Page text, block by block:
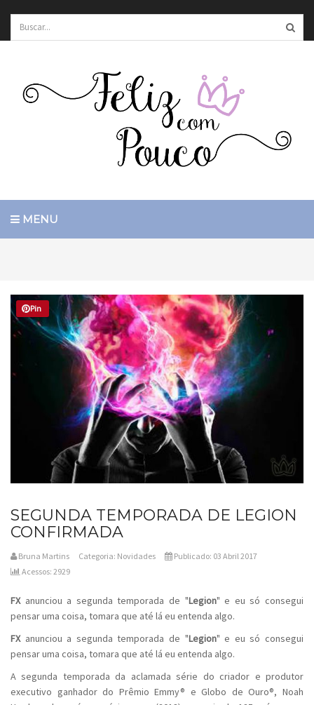
MENU
Pin
SEGUNDA TEMPORADA DE LEGION
CONFIRMADA
Bruna Martins Categoria: Novidades
Publicado: 03 Abril 2017
Acessos: 2929
FXanunciou a segunda temporada de "Legion" e eu só consegui
pensar uma coisa, tomara que até lá eu entenda algo.
FXanunciou a segunda temporada de "Legion" e eu só consegui
pensar uma coisa, tomara que até lá eu entenda algo.
A segunda temporada da aclamada série do criador e produtor
executivo ganhador do Prêmio Emmy® e Globo de Ouro®, Noah